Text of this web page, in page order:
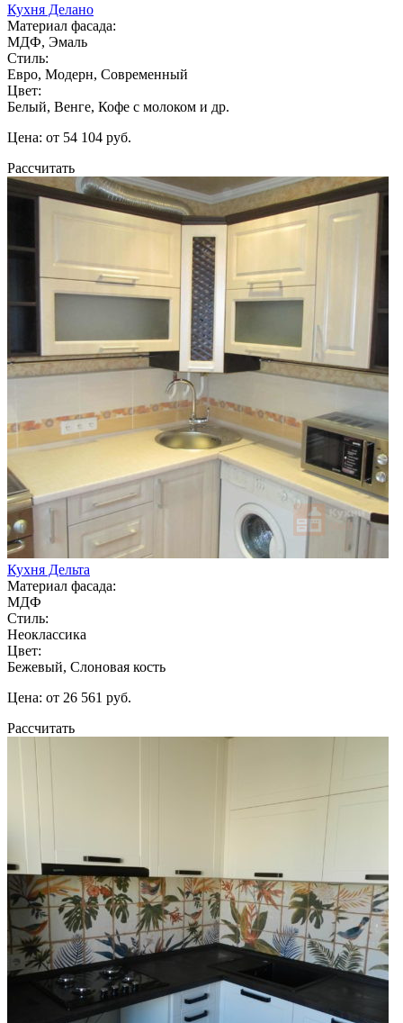
Кухня Делано
Материал фасада:
МДФ, Эмаль
Стиль:
Евро, Модерн, Современный
Цвет:
Белый, Венге, Кофе с молоком и др.
Цена: от 54 104 руб.
Рассчитать
Кухня Дельта
Материал фасада:
МДФ
Стиль:
Неоклассика
Цвет:
Бежевый, Слоновая кость
Цена: от 26 561 руб.
Рассчитать